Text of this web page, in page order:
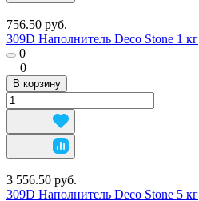
756.50 руб.
309D Наполнитель Deco Stone 1 кг
0
0
В корзину
3 556.50 руб.
309D Наполнитель Deco Stone 5 кг